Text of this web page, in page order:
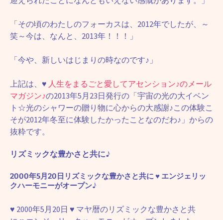
「その頃のわたしのフォーカスは、2012年でしたが、～
笑～今は、なんと、2013年！！！」
「今や、新しいはじまりの時なのです♪」
上記は、 ♥ 人生をまるごと愛してアセンション♪のメール
マガジン♪の2013年5月23日発行の「宇宙の光の大イベン
ト☆光のシャワーの贈り物に心からの大感謝♪この体験こ
そが2012年冬至に体験したかったことなのだわ♪」からの
抜粋です。
リズミックな豊かさと共に♪
2000年5月20日リズミックな豊かさと共に♥ エンジェリッ
クハーモニーがオープン♪
♥ 2000年5月20日 ♥ マヤ暦のリズミックな豊かさと共